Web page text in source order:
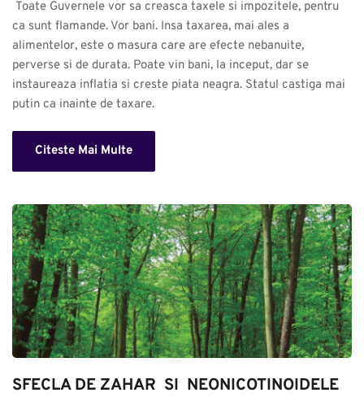
ca sunt flamande. Vor bani. Insa taxarea, mai ales a
alimentelor, este o masura care are efecte nebanuite,
perverse si de durata. Poate vin bani, la inceput, dar se
instaureaza inflatia si creste piata neagra. Statul castiga mai
putin ca inainte de taxare.
Citeste Mai Multe
SFECLA DE ZAHAR  SI  NEONICOTINOIDELE